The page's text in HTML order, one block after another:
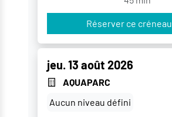
Réserver ce créneau
jeu. 13 août 2026
AQUAPARC
Aucun niveau défini